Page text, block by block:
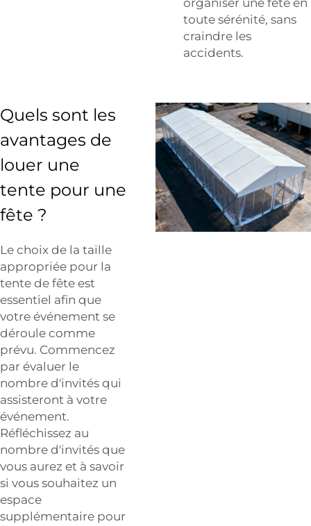
toute sérénité, sans
craindre les
accidents.
Quels sont les
avantages de
louer une
tente pour une
fête ?
Le choix de la taille
appropriée pour la
tente de fête est
essentiel afin que
votre événement se
déroule comme
prévu. Commencez
par évaluer le
nombre d'invités qui
assisteront à votre
événement.
Réfléchissez au
nombre d'invités que
vous aurez et à savoir
si vous souhaitez un
espace
supplémentaire pour